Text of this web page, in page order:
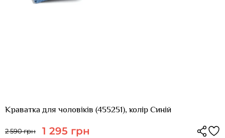
Краватка для чоловіків (455251), колір Синій
2 590 грн 1 295 грн